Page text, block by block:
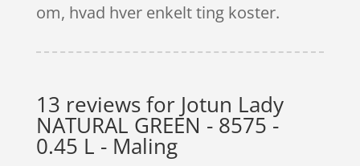
om, hvad hver enkelt ting koster.
13 reviews for Jotun Lady
NATURAL GREEN - 8575 -
0.45 L - Maling